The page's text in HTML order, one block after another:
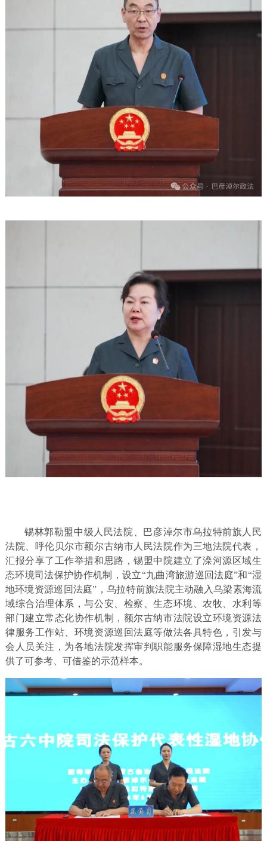
锡林郭勒盟中级人民法院、巴彦淖尔市乌拉特前旗人民
法院、呼伦贝尔市额尔古纳市人民法院作为三地法院代表，
汇报分享了工作举措和思路，锡盟中院建立了滦河源区域生
态环境司法保护协作机制，设立“九曲湾旅游巡回法庭”和“湿
地环境资源巡回法庭”，乌拉特前旗法院主动融入乌梁素海流
域综合治理体系，与公安、检察、生态环境、农牧、水利等
部门建立常态化协作机制，额尔古纳市法院设立环境资源法
律服务工作站、环境资源巡回法庭等做法各具特色，引发与
会人员关注，为各地法院发挥审判职能服务保障湿地生态提
供了可参考、可借鉴的示范样本。